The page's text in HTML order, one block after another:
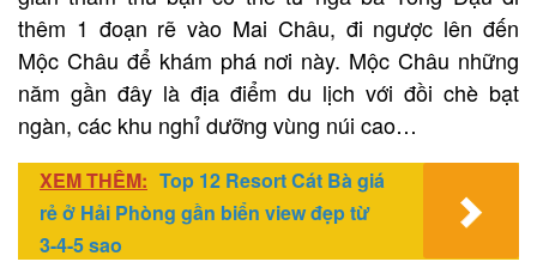
thêm 1 đoạn rẽ vào Mai Châu, đi ngược lên đến
Mộc Châu để khám phá nơi này. Mộc Châu những
năm gần đây là địa điểm du lịch với đồi chè bạt
ngàn, các khu nghỉ dưỡng vùng núi cao…
XEM THÊM: Top 12 Resort Cát Bà giá
rẻ ở Hải Phòng gần biển view đẹp từ
3-4-5 sao